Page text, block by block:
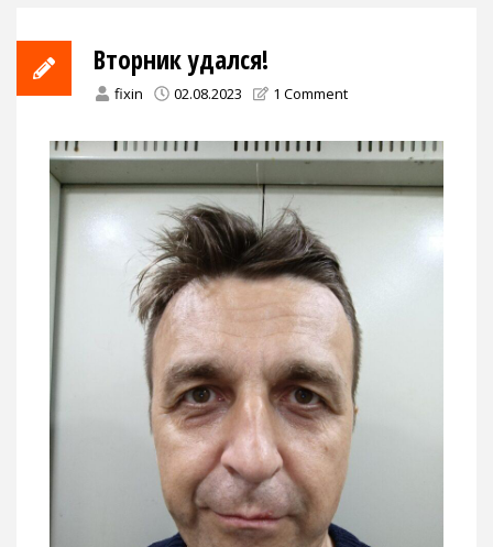
Вторник удался!
fixin 02.08.2023 1 Comment